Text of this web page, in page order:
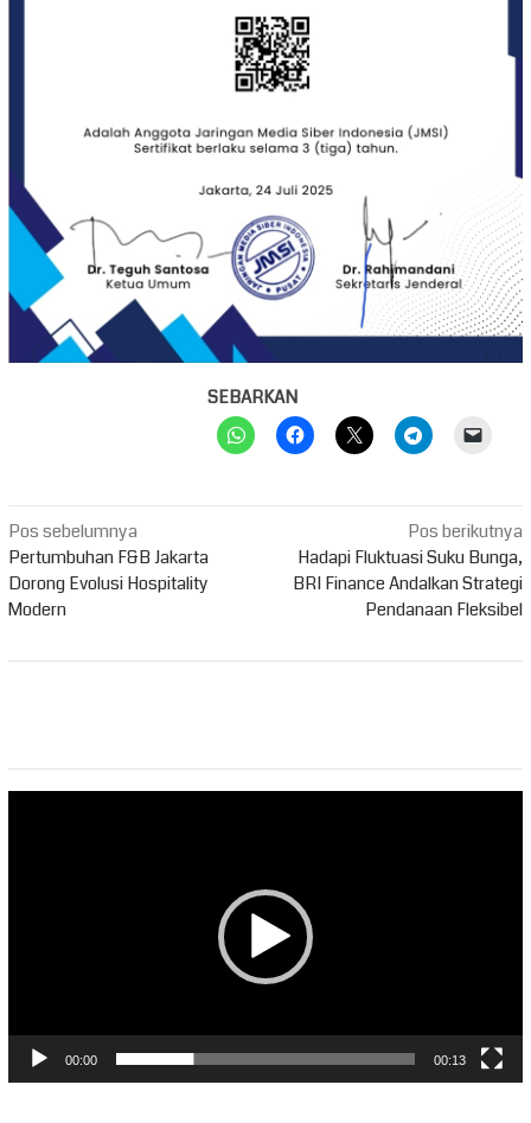
SEBARKAN
Navigasi
pos
Pos sebelumnya
Pertumbuhan F&B Jakarta
Dorong Evolusi Hospitality
Modern
Pos berikutnya
Hadapi Fluktuasi Suku Bunga,
BRI Finance Andalkan Strategi
Pendanaan Fleksibel
00:00 00:13